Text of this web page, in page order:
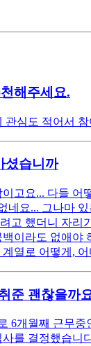
해주세요.
심도 적어서
셨습니까
고요... 다들
요... 그나마
고 했더니 자
이라도 없애
열로 어떻게,
준 괜찮을까
6개월째 근무
를 결정했습